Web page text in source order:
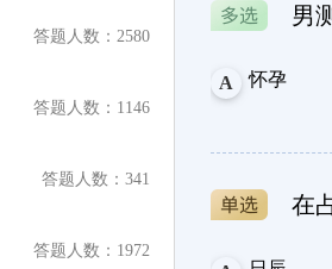
答题人数：2580
答题人数：1146
答题人数：341
答题人数：1972
男
A 怀孕
在